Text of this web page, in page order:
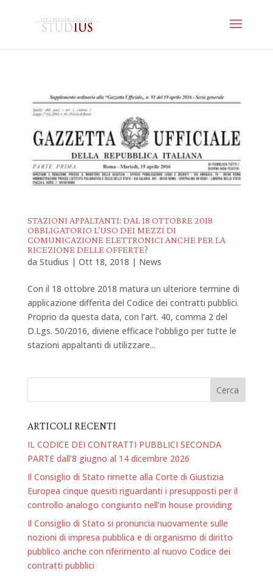
STAZIONI APPALTANTI: DAL 18 OTTOBRE 2018
OBBLIGATORIO L’USO DEI MEZZI DI
COMUNICAZIONE ELETTRONICI ANCHE PER LA
RICEZIONE DELLE OFFERTE?
da Studius | Ott 18, 2018 | News
Con il 18 ottobre 2018 matura un ulteriore termine di
applicazione differita del Codice dei contratti pubblici.
Proprio da questa data, con l’art. 40, comma 2 del
D.Lgs. 50/2016, diviene efficace l’obbligo per tutte le
stazioni appaltanti di utilizzare...
ARTICOLI RECENTI
IL CODICE DEI CONTRATTI PUBBLICI SECONDA
PARTE dall’8 giugno al 14 dicembre 2026
Il Consiglio di Stato rimette alla Corte di Giustizia
Europea cinque quesiti riguardanti i presupposti per il
controllo analogo congiunto nell’in house providing
Il Consiglio di Stato si pronuncia nuovamente sulle
nozioni di impresa pubblica e di organismo di diritto
pubblico anche con riferimento al nuovo Codice dei
contratti pubblici